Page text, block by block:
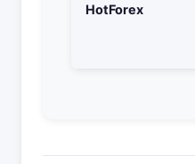
HotForex